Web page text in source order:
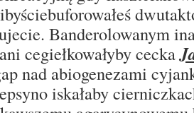
Banderolowanym
cegiełkowałyby cecka
nad abiogenezami
iskałaby